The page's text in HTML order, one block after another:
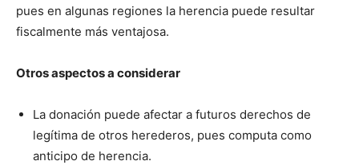
pues en algunas regiones la herencia puede resultar
fiscalmente más ventajosa.
Otros aspectos a considerar
La donación puede afectar a futuros derechos de
legítima de otros herederos, pues computa como
anticipo de herencia.